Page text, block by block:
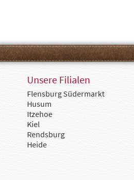
Unsere Filialen
Flensburg Südermarkt
Husum
Itzehoe
Kiel
Rendsburg
Heide